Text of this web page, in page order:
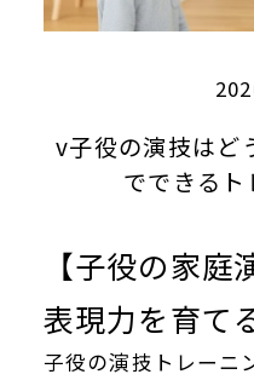
v子役の演技はど
でできる
【子役の家
表現力を育て
子役の演技トレーニ